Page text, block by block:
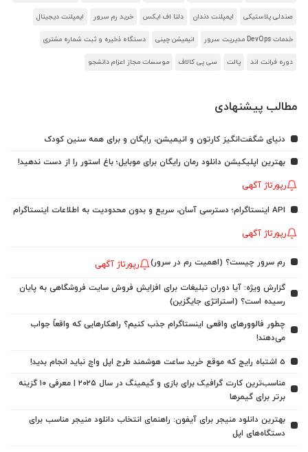
صندلی پلاستیکی ایمپلنت دندان دلتا اف ایکس خرید رم سرور ایمپلنت دیجیتال
خدمات DevOps مدیریت سرور انیمیشن چینی دستگاه ذخیره و ثبت شماره مشتری
دوره فرانت اند پالت سی پی کالاف موسسات مجاز اعزام دانشجو
مطالب پیشنهادی
دنیای شگفت‌انگیز کارتون و انیمیشن، رایگان و برای همه سنین کودک
بهترین اپلیکیشن دانلود رمان رایگان برای موبایل؛ باغ استور را از دست ندهید!
رپورتاژ آگهی
API اینستاگرام؛ دسترسی آسان، سریع و بدون محدودیت به اطلاعات اینستاگرام
رپورتاژ آگهی
رم سرور چیست؟ (اهمیت رم در سرور) رپورتاژ آگهی
گزارش ویژه: آیا دوران تبلیغات برای افزایش فروش سایت فروشگاهی به پایان
رسیده است؟ (استراتژی جایگزین)
چطور فالوورهای واقعی اینستاگرام جذب کنیم؟ راهکارهایی که واقعاً جواب
می‌دهند!
5 اشتباه رایج که موقع خرید ساعت هوشمند طرح اپل واچ نباید انجام بدید!
مناسب‌ترین کارت گرافیک برای بازی و گیمینگ در سال ۲۰۲۵ | معرفی ۱۰ گزینه
برتر برای گیمرها
بهترین دانلود منیجر برای آیفون: راهنمای انتخاب دانلود منیجر مناسب برای
دستگاه‌های اپل